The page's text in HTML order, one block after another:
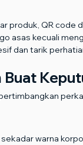
produk, QR code
asas kecuali
dan tarik
warna